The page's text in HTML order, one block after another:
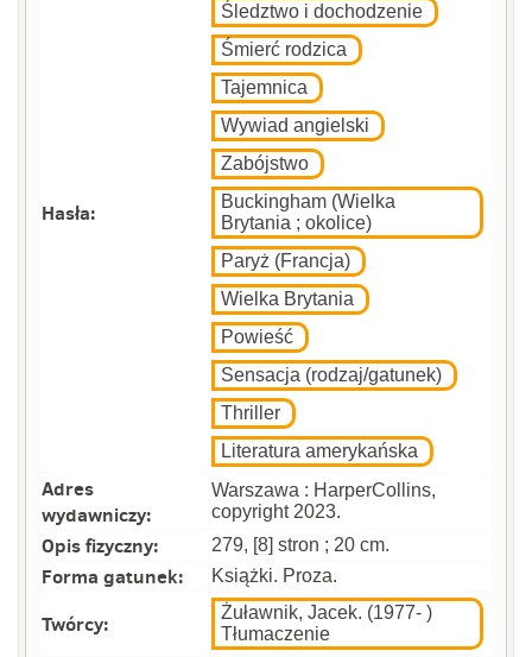
Hasła:
Śledztwo i dochodzenie
Śmierć rodzica
Tajemnica
Wywiad angielski
Zabójstwo
Buckingham (Wielka
Brytania ; okolice)
Paryż (Francja)
Wielka Brytania
Powieść
Sensacja (rodzaj/gatunek)
Thriller
Literatura amerykańska
Adres
wydawniczy:
Warszawa : HarperCollins,
copyright 2023.
Opis fizyczny: 279, [8] stron ; 20 cm.
Forma gatunek: Książki. Proza.
Twórcy:
Żuławnik, Jacek. (1977- )
Tłumaczenie